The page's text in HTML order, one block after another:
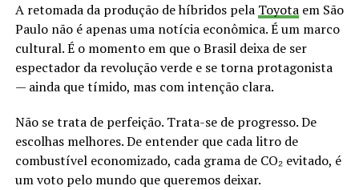
A retomada da produção de híbridos pela Toyotaem São
Paulo não é apenas uma notícia econômica. É um marco
cultural. É o momento em que o Brasil deixa de ser
espectador da revolução verde e se torna protagonista
— ainda que tímido, mas com intenção clara.
Não se trata de perfeição. Trata-se de progresso. De
escolhas melhores. De entender que cada litro de
combustível economizado, cada grama de CO₂ evitado, é
um voto pelo mundo que queremos deixar.